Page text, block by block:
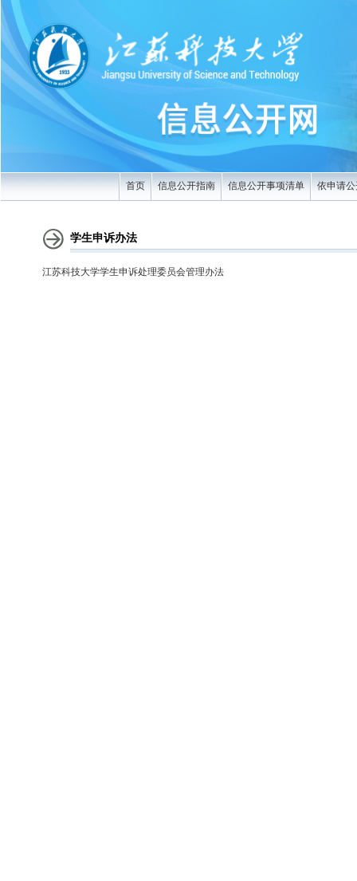
首页 信息公开指南 信息公开事项清单 依申请
学生申诉办法
江苏科技大学学生申诉处理委员会管理办法